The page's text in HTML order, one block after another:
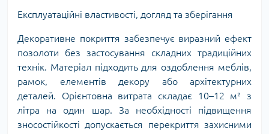
Експлуатаційні властивості, догляд та зберігання
Декоративне покриття забезпечує виразний ефект
позолоти без застосування складних традиційних
технік. Матеріал підходить для оздоблення меблів,
рамок, елементів декору або архітектурних
деталей. Орієнтовна витрата складає 10–12 м² з
літра на один шар. За необхідності підвищення
зносостійкості допускається перекриття захисними